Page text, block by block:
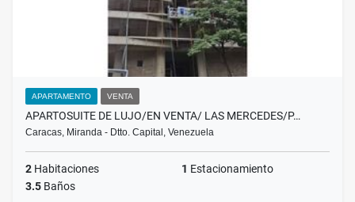
APARTAMENTO VENTA
APARTOSUITE DE LUJO/EN VENTA/ LAS MERCEDES/P…
Caracas, Miranda - Dtto. Capital, Venezuela
2 Habitaciones 1 Estacionamiento
3.5 Baños